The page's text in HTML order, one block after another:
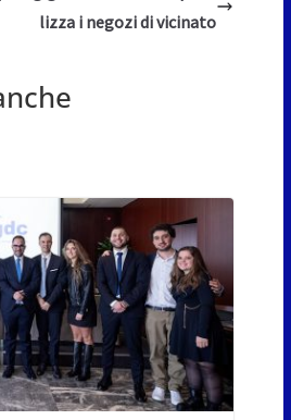
lizza i negozi di vicinato